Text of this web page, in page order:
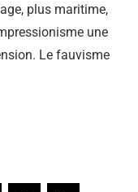
plus maritime,
une
Le fauvisme